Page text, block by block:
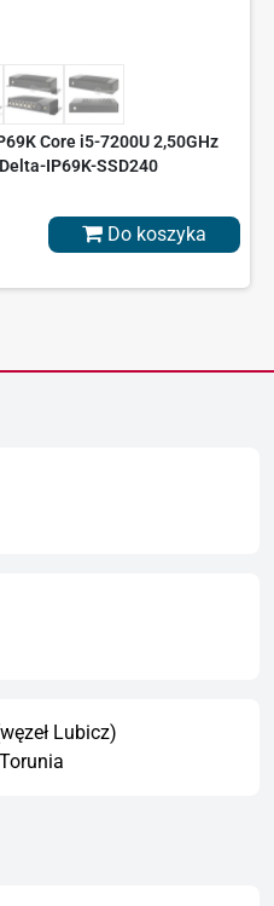
Core i5-7200U 2,50GHz
IP69K-SSD240
Do koszyka
Lubicz)